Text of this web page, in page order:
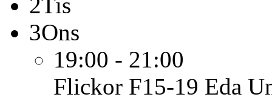
3Ons
19:00 - 21:00
Flickor F15-19 Eda